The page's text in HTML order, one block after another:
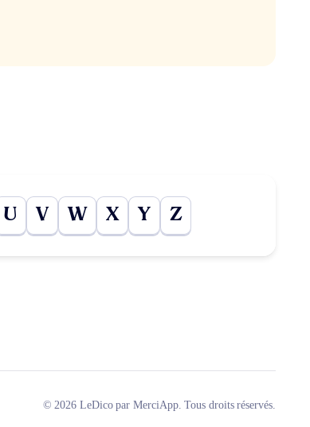
U V W X Y Z
© 2026 LeDico par MerciApp. Tous droits réservés.